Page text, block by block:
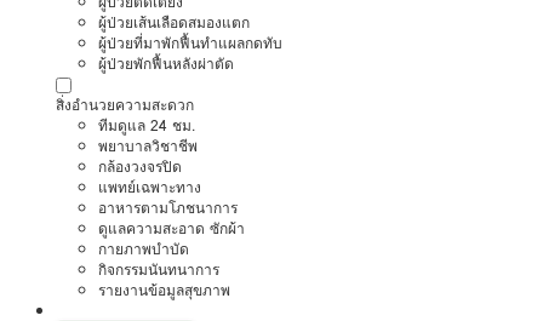
ผู้ป่วยเส้นเลือดสมองแตก
ผู้ป่วยที่มาพักฟื้นทำแผลกดทับ
ผู้ป่วยพักฟื้นหลังผ่าตัด
สิ่งอำนวยความสะดวก
ทีมดูแล 24 ชม.
พยาบาลวิชาชีพ
กล้องวงจรปิด
แพทย์เฉพาะทาง
อาหารตามโภชนาการ
ดูแลความสะอาด ซักผ้า
กายภาพบำบัด
กิจกรรมนันทนาการ
รายงานข้อมูลสุขภาพ